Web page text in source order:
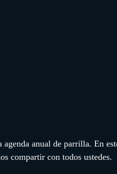
agenda anual de parrilla. En
compartir con todos ustedes.